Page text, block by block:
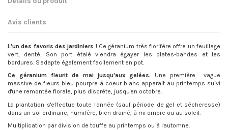
Avis clients
L'un des favoris des jardiniers ! Ce géranium très florifère offre un feuillage
vert, denté. Son port étalé viendra égayer les plates-bandes et les
bordures. S'adapte également facilement en pot.
Ce géranium fleurit de mai jusqu'aux gelées. Une première vague
massive de fleurs bleu pourpre à coeur blanc apparait au printemps suivi
d'une remontée florale, plus discrète, jusqu'en octobre.
La plantation s'effectue toute l'année (sauf période de gel et sécheresse)
dans un sol ordinaire, humifère, bien drainé, à mi ombre ou au soleil.
Multiplication par division de touffe au printemps ou à l'automne.